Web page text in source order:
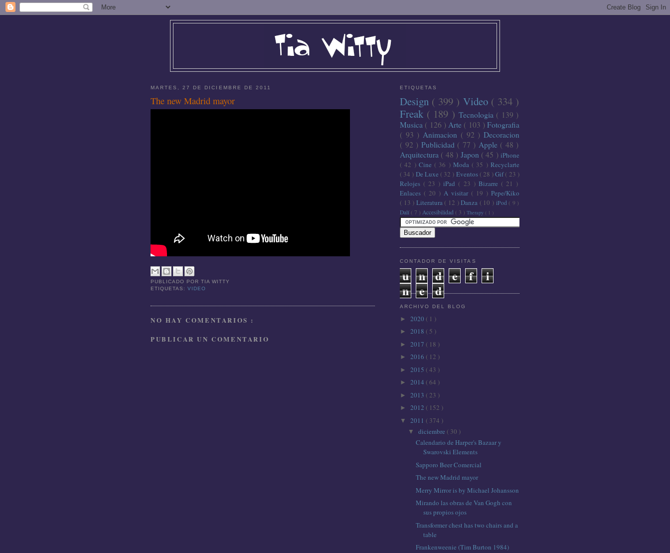
MARTES, 27 DE DICIEMBRE DE 2011
The new Madrid mayor
PUBLICADO PORTIA WITTY
ETIQUETAS:VIDEO
NO HAY COMENTARIOS :
PUBLICAR UN COMENTARIO
ETIQUETAS
Design ( 399 ) Video ( 334 )
Freak ( 189 ) Tecnologia ( 139 )
Musica ( 126 ) Arte ( 103 ) Fotografia
( 93 ) Animacion ( 92 )Decoracion
( 92 ) Publicidad ( 77 ) Apple ( 48 )
Arquitectura ( 48 ) Japon ( 45 ) iPhone
( 42 ) Cine ( 36 ) Moda ( 35 )Recyclarte
( 34 ) De Luxe ( 32 ) Eventos ( 28 )Gif( 23 )
Relojes ( 23 ) iPad ( 23 ) Bizarre ( 21 )
Enlaces ( 20 ) A visitar ( 19 ) Pepe/Kiko
( 13 ) Literatura ( 12 )Danza ( 10 ) iPod ( 9 )
Dalí ( 7 ) Accesibilidad ( 3 ) Therapy ( 1 )
CONTADOR DE VISITAS
u n d e f
i
n e d
ARCHIVO DEL BLOG
► 2020 ( 1 )
► 2018 ( 5 )
► 2017 ( 18 )
► 2016 ( 12 )
► 2015 ( 43 )
► 2014 ( 64 )
► 2013 ( 23 )
► 2012 ( 152 )
▼ 2011 ( 374 )
▼ diciembre ( 30 )
Calendario de Harper's Bazaar y
Swarovski Elements
Sapporo Beer Comercial
The new Madrid mayor
Merry Mirror is by Michael Johansson
Mirando las obras de Van Gogh con
sus propios ojos
Transformer chest has two chairs and a
table
Frankenweenie (Tim Burton 1984)